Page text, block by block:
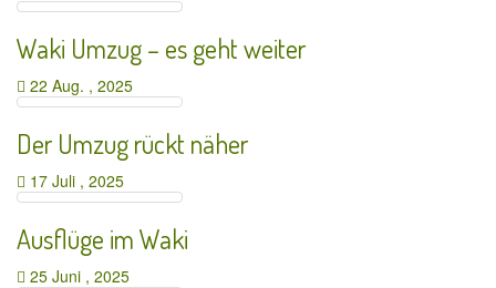
Waki Umzug – es geht weiter
22 Aug. , 2025
Der Umzug rückt näher
17 Juli , 2025
Ausflüge im Waki
25 Juni , 2025